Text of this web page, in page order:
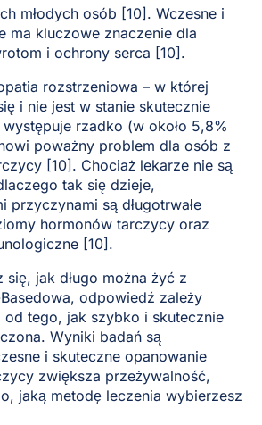
młodych osób [10]. Wczesne i
ma kluczowe znaczenie dla
i ochrony serca [10].
rozstrzeniowa – w której
i nie jest w stanie skutecznie
rzadko (w około 5,8%
poważny problem dla osób z
[10]. Chociaż lekarze nie są
tak się dzieje,
przyczynami są długotrwałe
hormonów tarczycy oraz
[10].
się, jak długo można żyć z
odpowiedź zależy
od tego, jak szybko i skutecznie
Wyniki badań są
i skuteczne opanowanie
zwiększa przeżywalność,
jaką metodę leczenia wybierzesz